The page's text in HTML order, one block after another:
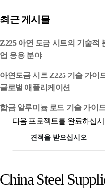
최근 게시물
Z225 아연 도금 시트의 기술적
업 응용 분야
아연도금 시트 Z225 기술 가이
글로벌 애플리케이션
합금 알루미늄 로드 기술 가이
다음 프로젝트를 완료하십
견적을 받으십시오
China Steel